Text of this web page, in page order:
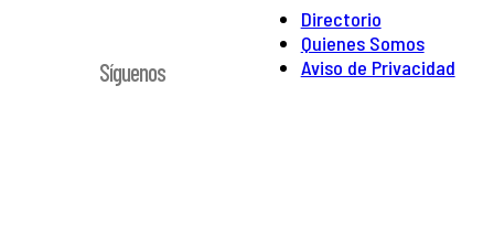
Directorio
Quienes Somos
Aviso de Privacidad
Síguenos